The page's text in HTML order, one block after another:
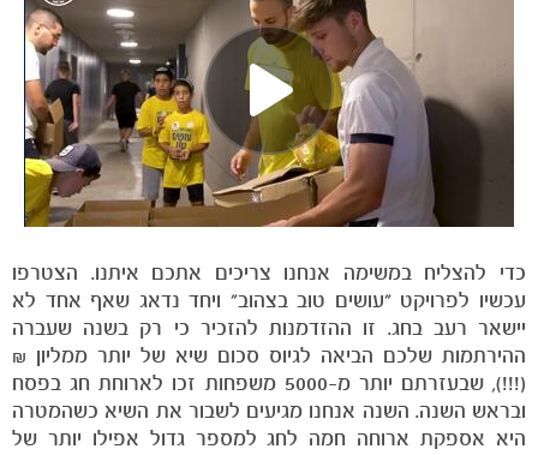
כדי להצליח במשימה אנחנו צריכים אתכם איתנו. הצטרפו
עכשיו לפרויקט "עושים טוב בצהוב" ויחד נדאג שאף אחד לא
יישאר רעב בחג. זו ההזדמנות להזכיר כי רק בשנה שעברה
ההירתמות שלכם הביאה לגיוס סכום שיא של יותר ממליון ₪
(!!!), שבעזרתם יותר מ-5000 משפחות זכו לארוחת חג בפסח
ובראש השנה. השנה אנחנו מגיעים לשבור את השיא כשהמטרה
היא אספקת ארוחה חמה לחג למספר גדול אפילו יותר של